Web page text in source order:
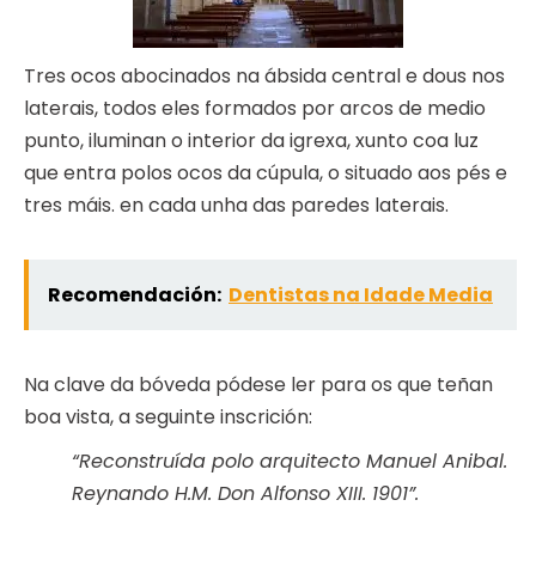
Tres ocos abocinados na ábsida central e dous nos
laterais, todos eles formados por arcos de medio
punto, iluminan o interior da igrexa, xunto coa luz
que entra polos ocos da cúpula, o situado aos pés e
tres máis. en cada unha das paredes laterais.
Recomendación: Dentistas na Idade Media
Na clave da bóveda pódese ler para os que teñan
boa vista, a seguinte inscrición:
“Reconstruída polo arquitecto Manuel Anibal.
Reynando H.M. Don Alfonso XIII. 1901”.